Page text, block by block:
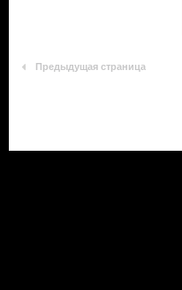
Предыдущая страница